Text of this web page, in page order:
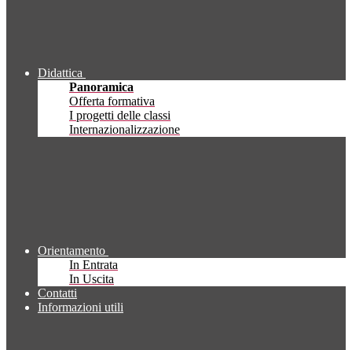
Didattica
Panoramica
Offerta formativa
I progetti delle classi
Internazionalizzazione
Orientamento
In Entrata
In Uscita
Contatti
Informazioni utili